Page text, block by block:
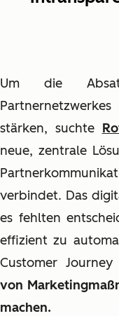
Um die
stärken, suchte
neue, zentrale
verbindet. Das
es fehlten
effizient zu
Customer
von
machen.